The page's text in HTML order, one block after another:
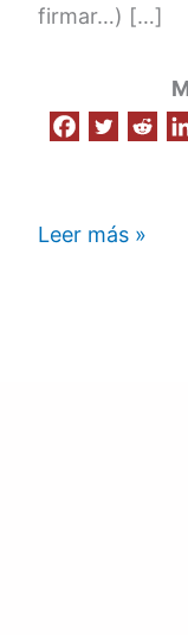
firmar…) […]
Leer más »